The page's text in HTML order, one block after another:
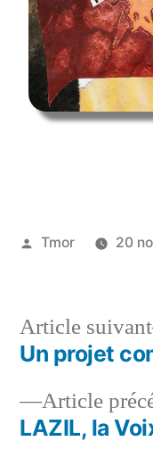
Tmor 20
Article
LAZIL, la
Article suivant
Un projet